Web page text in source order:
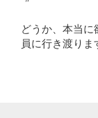
どうか、本当
員に行き渡りま